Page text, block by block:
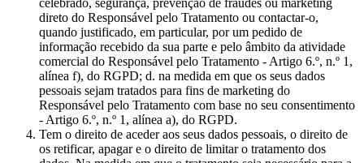
celebrado, segurança, prevenção de fraudes ou marketing
direto do Responsável pelo Tratamento ou contactar-o,
quando justificado, em particular, por um pedido de
informação recebido da sua parte e pelo âmbito da atividade
comercial do Responsável pelo Tratamento - Artigo 6.º, n.º 1,
alínea f), do RGPD; d. na medida em que os seus dados
pessoais sejam tratados para fins de marketing do
Responsável pelo Tratamento com base no seu consentimento
- Artigo 6.º, n.º 1, alínea a), do RGPD.
Tem o direito de aceder aos seus dados pessoais, o direito de
os retificar, apagar e o direito de limitar o tratamento dos